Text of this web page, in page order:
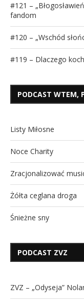
#121 –
fandom
#120 – „Wschód
#119 – Dlaczego
PODCAST WTEM,
Listy Miłosne
Noce Charity
Zracjonalizować
Żółta ceglana droga
Śnieżne sny
PODCAST ZVZ
ZVZ – „Odyseja”